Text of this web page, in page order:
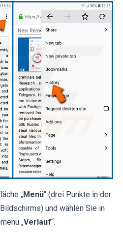
„Menü“ (drei Punkte in der
und wählen Sie in
„Verlauf“.